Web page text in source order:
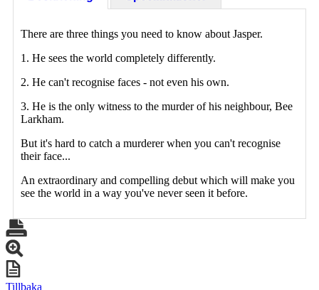
There are three things you need to know about Jasper.
1. He sees the world completely differently.
2. He can't recognise faces - not even his own.
3. He is the only witness to the murder of his neighbour, Bee
Larkham.
But it's hard to catch a murderer when you can't recognise
their face...
An extraordinary and compelling debut which will make you
see the world in a way you've never seen it before.
Tillbaka